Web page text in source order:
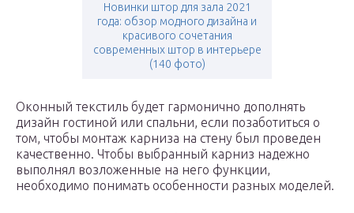
Новинки штор для зала 2021
года: обзор модного дизайна и
красивого сочетания
современных штор в интерьере
(140 фото)
Оконный текстиль будет гармонично дополнять
дизайн гостиной или спальни, если позаботиться о
том, чтобы монтаж карниза на стену был проведен
качественно. Чтобы выбранный карниз надежно
выполнял возложенные на него функции,
необходимо понимать особенности разных моделей.